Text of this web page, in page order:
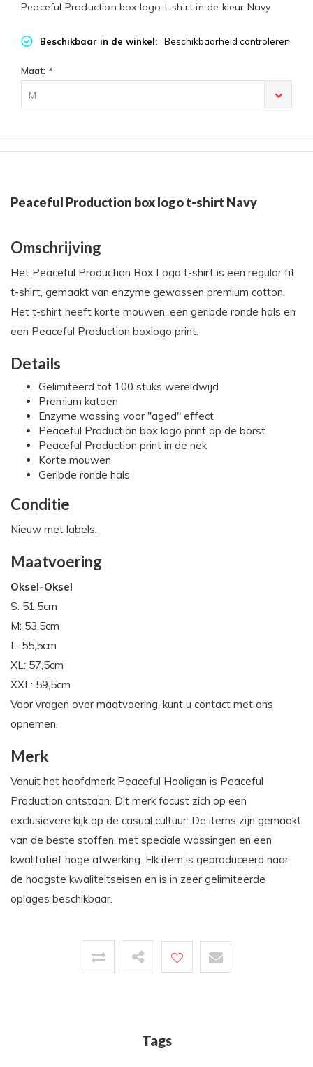
Peaceful Production box logo t-shirt in de kleur Navy
Beschikbaar in de winkel: Beschikbaarheid controleren
Maat: *
M
Peaceful Production box logo t-shirt Navy
Omschrijving
Het Peaceful Production Box Logo t-shirt is een regular fit
t-shirt, gemaakt van enzyme gewassen premium cotton.
Het t-shirt heeft korte mouwen, een geribde ronde hals en
een Peaceful Production boxlogo print.
Details
Gelimiteerd tot 100 stuks wereldwijd
Premium katoen
Enzyme wassing voor "aged" effect
Peaceful Production box logo print op de borst
Peaceful Production print in de nek
Korte mouwen
Geribde ronde hals
Conditie
Nieuw met labels.
Maatvoering
Oksel-Oksel
S: 51,5cm
M: 53,5cm
L: 55,5cm
XL: 57,5cm
XXL: 59,5cm
Voor vragen over maatvoering, kunt u contact met ons
opnemen.
Merk
Vanuit het hoofdmerk Peaceful Hooligan is Peaceful
Production ontstaan. Dit merk focust zich op een
exclusievere kijk op de casual cultuur. De items zijn gemaakt
van de beste stoffen, met speciale wassingen en een
kwalitatief hoge afwerking. Elk item is geproduceerd naar
de hoogste kwaliteitseisen en is in zeer gelimiteerde
oplages beschikbaar.
Tags